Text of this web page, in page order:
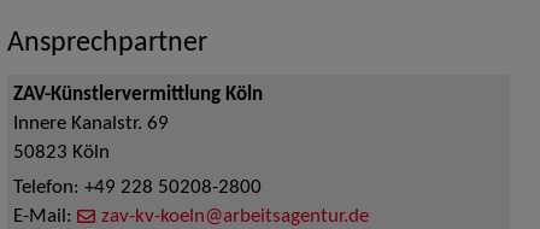
Ansprechpartner
ZAV-Künstlervermittlung Köln
Innere Kanalstr. 69
50823 Köln
Telefon: +49 228 50208-2800
E-Mail:
zav-kv-koeln@arbeitsagentur.de